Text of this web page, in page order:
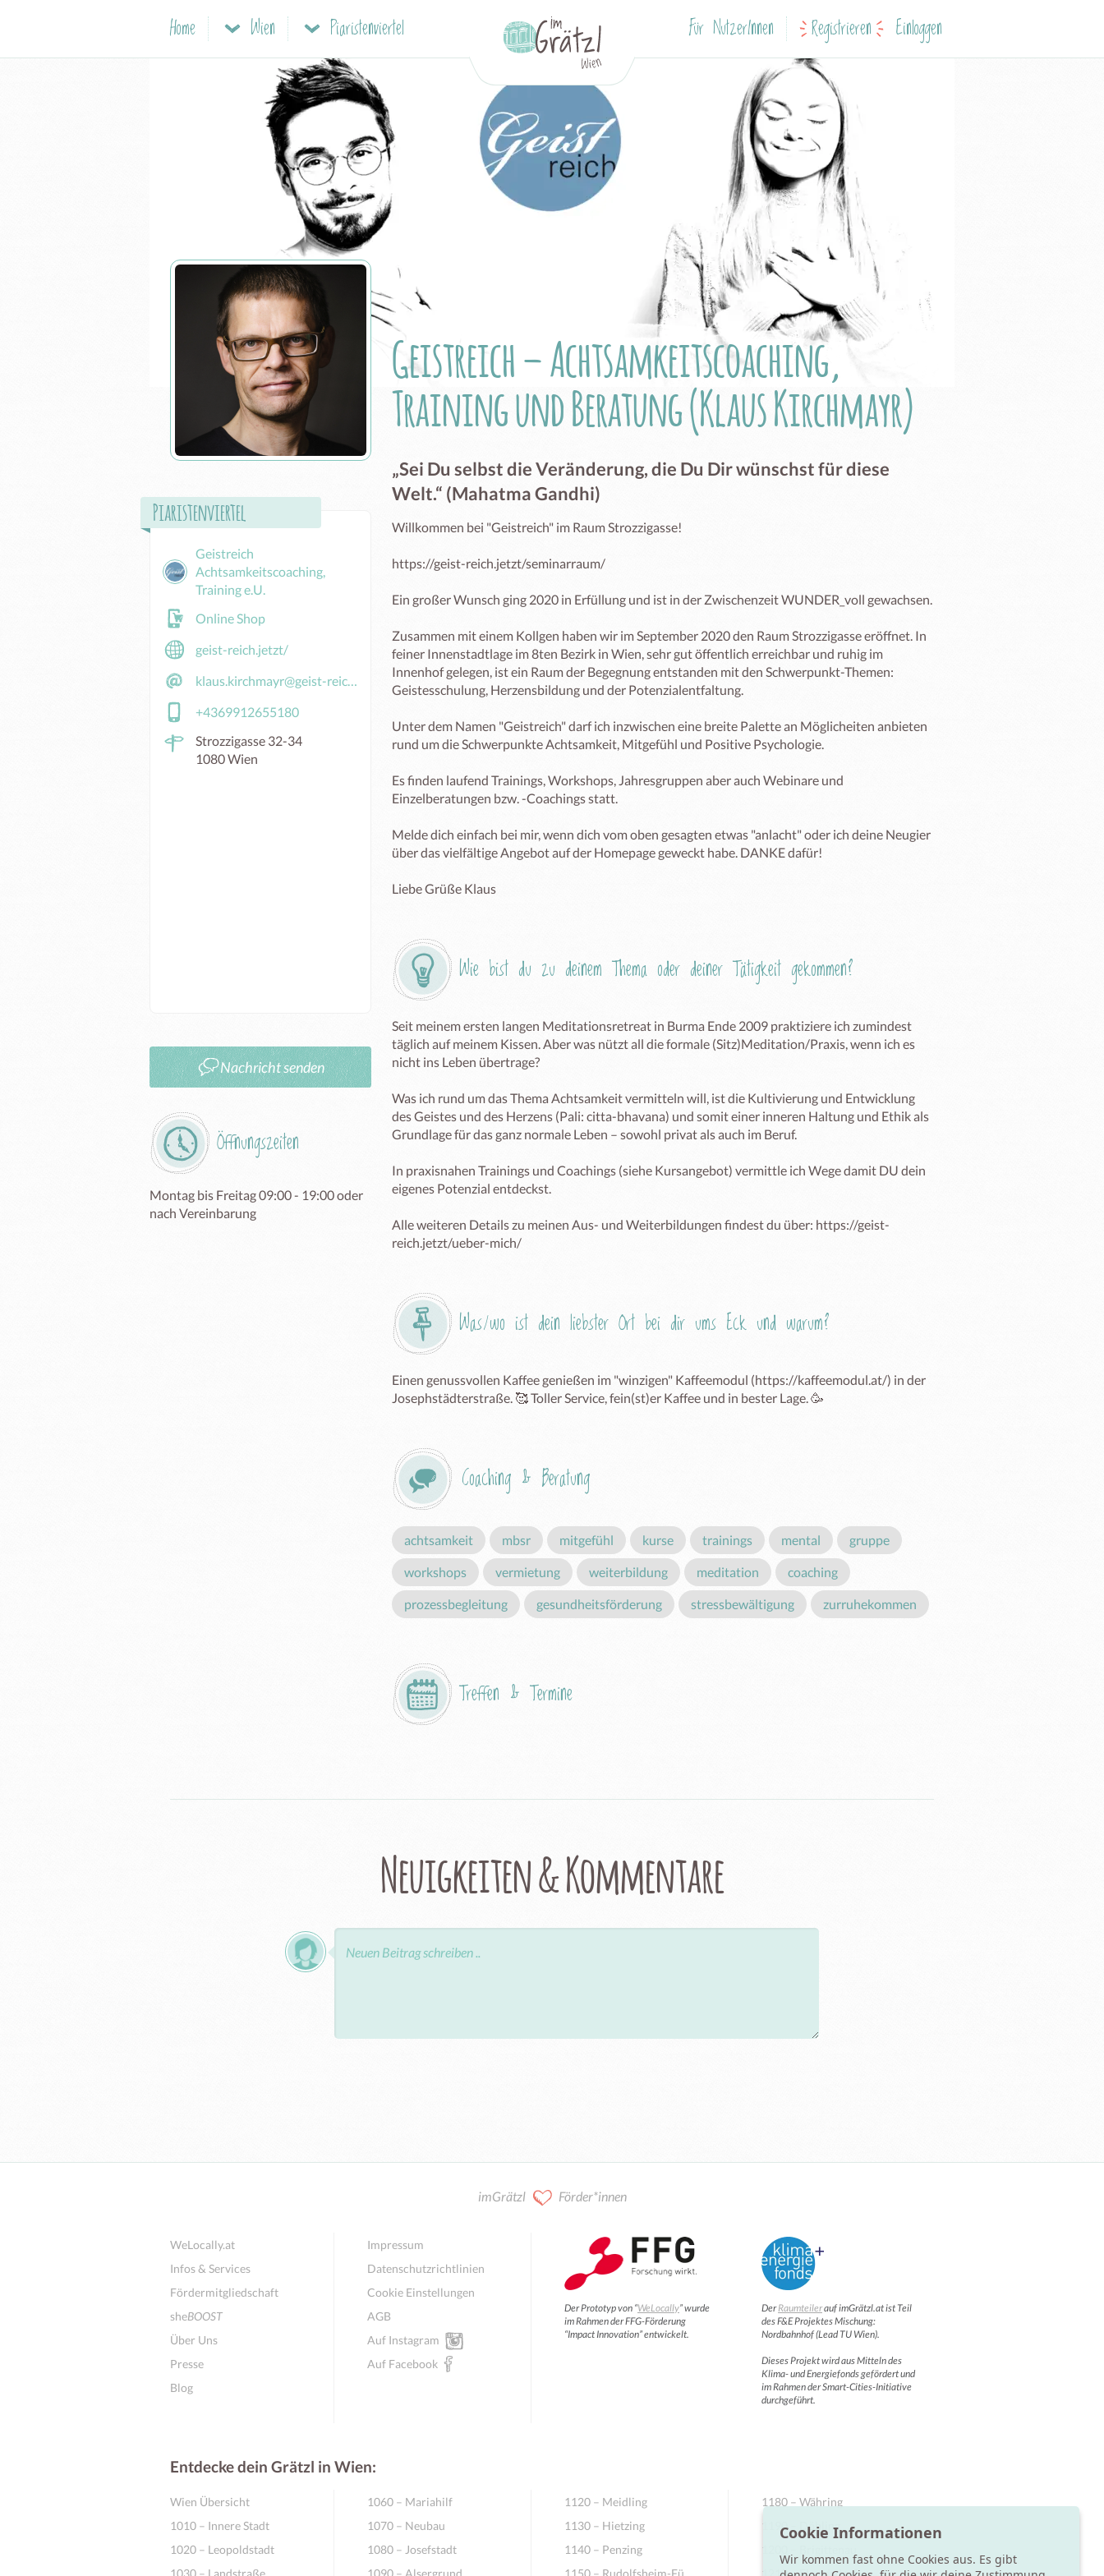
Home Wien Piaristenviertel Für NutzerInnen Registrieren Einloggen
Geistreich – Achtsamkeitscoaching,
Training und Beratung (Klaus Kirchmayr)
„Sei Du selbst die Veränderung, die Du Dir wünschst für diese
Welt.“ (Mahatma Gandhi)
Willkommen bei "Geistreich" im Raum Strozzigasse!
https://geist-reich.jetzt/seminarraum/
Ein großer Wunsch ging 2020 in Erfüllung und ist in der Zwischenzeit WUNDER_voll gewachsen.
Zusammen mit einem Kollgen haben wir im September 2020 den Raum Strozzigasse eröffnet. In
feiner Innenstadtlage im 8ten Bezirk in Wien, sehr gut öffentlich erreichbar und ruhig im
Innenhof gelegen, ist ein Raum der Begegnung entstanden mit den Schwerpunkt-Themen:
Geistesschulung, Herzensbildung und der Potenzialentfaltung.
Unter dem Namen "Geistreich" darf ich inzwischen eine breite Palette an Möglicheiten anbieten
rund um die Schwerpunkte Achtsamkeit, Mitgefühl und Positive Psychologie.
Es finden laufend Trainings, Workshops, Jahresgruppen aber auch Webinare und
Einzelberatungen bzw. -Coachings statt.
Melde dich einfach bei mir, wenn dich vom oben gesagten etwas "anlacht" oder ich deine Neugier
über das vielfältige Angebot auf der Homepage geweckt habe. DANKE dafür!
Liebe Grüße Klaus
Wie bist du zu deinem Thema oder deiner Tätigkeit gekommen?
Seit meinem ersten langen Meditationsretreat in Burma Ende 2009 praktiziere ich zumindest
täglich auf meinem Kissen. Aber was nützt all die formale (Sitz)Meditation/Praxis, wenn ich es
nicht ins Leben übertrage?
Was ich rund um das Thema Achtsamkeit vermitteln will, ist die Kultivierung und Entwicklung
des Geistes und des Herzens (Pali: citta-bhavana) und somit einer inneren Haltung und Ethik als
Grundlage für das ganz normale Leben – sowohl privat als auch im Beruf.
In praxisnahen Trainings und Coachings (siehe Kursangebot) vermittle ich Wege damit DU dein
eigenes Potenzial entdeckst.
Alle weiteren Details zu meinen Aus- und Weiterbildungen findest du über: https://geist-
reich.jetzt/ueber-mich/
Was/wo ist dein liebster Ort bei dir ums Eck und warum?
Einen genussvollen Kaffee genießen im "winzigen" Kaffeemodul (https://kaffeemodul.at/) in der
Josephstädterstraße. 🥰 Toller Service, fein(st)er Kaffee und in bester Lage. 🥳
Coaching & Beratung
achtsamkeit mbsr mitgefühl kurse trainings mental gruppe
workshops vermietung weiterbildung meditation coaching
prozessbegleitung gesundheitsförderung stressbewältigung zurruhekommen
Treffen & Termine
Piaristenviertel
Geistreich
Achtsamkeitscoaching,
Training e.U.
Online Shop
geist-reich.jetzt/
klaus.kirchmayr@geist-reich.jetzt
+4369912655180
Strozzigasse 32-34
1080 Wien
Nachricht senden
Öffnungszeiten
Montag bis Freitag 09:00 - 19:00 oder
nach Vereinbarung
Neuigkeiten & Kommentare
imGrätzl Förder*innen
WeLocally.at
Infos & Services
Fördermitgliedschaft
sheBOOST
Über Uns
Presse
Blog
Impressum
Datenschutzrichtlinien
Cookie Einstellungen
AGB
Auf Instagram
Auf Facebook
Der Prototyp von “WeLocally” wurde
im Rahmen der FFG-Förderung
“Impact Innovation” entwickelt.
DerRaumteilerauf imGrätzl.at ist Teil
des F&E Projektes Mischung:
Nordbahnhof (Lead TU Wien).
Dieses Projekt wird aus Mitteln des
Klima- und Energiefonds gefördert und
im Rahmen der Smart-Cities-Initiative
durchgeführt.
Entdecke dein Grätzl in Wien:
Wien Übersicht
1010 – Innere Stadt
1020 – Leopoldstadt
1030 – Landstraße
1060 – Mariahilf
1070 – Neubau
1080 – Josefstadt
1090 – Alsergrund
1120 – Meidling
1130 – Hietzing
1140 – Penzing
1180 – Währing
1190 – Döbling
1200 – Brigittenau
1210 – Floridsdorf
Cookie Informationen
Wir kommen fast ohne Cookies aus. Es gibt